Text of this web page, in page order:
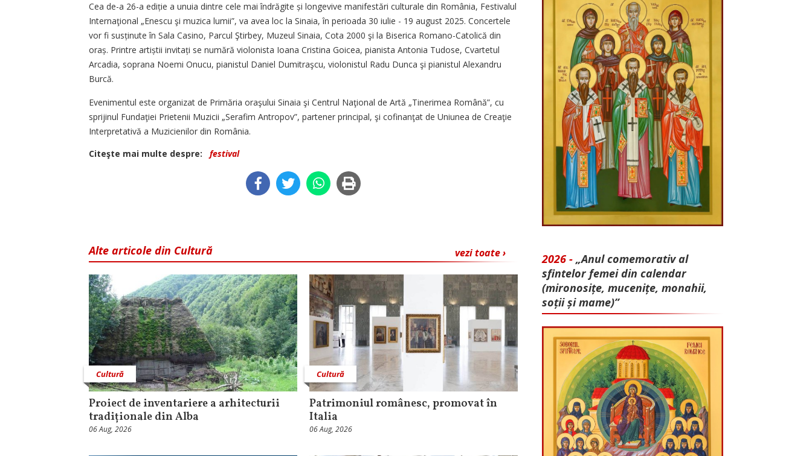
Cea de-a 26-a ediție a unuia dintre cele mai îndrăgite și longevive manifestări culturale din România, Festivalul
Internaţional „Enescu şi muzica lumii”, va avea loc la Sinaia, în perioada 30 iulie - 19 august 2025. Concertele
vor fi susținute în Sala Casino, Parcul Ştirbey, Muzeul Sinaia, Cota 2000 şi la Biserica Romano-Catolică din
oraș. Printre artiștii invitați se numără violonista Ioana Cristina Goicea, pianista Antonia Tudose, Cvartetul
Arcadia, soprana Noemi Onucu, pianistul Daniel Dumitraşcu, violonistul Radu Dunca şi pianistul Alexandru
Burcă.
Evenimentul este organizat de Primăria oraşului Sinaia şi Centrul Naţional de Artă „Tinerimea Română”, cu
sprijinul Fundaţiei Prietenii Muzicii „Serafim Antropov”, partener principal, şi cofinanţat de Uniunea de Creaţie
Interpretativă a Muzicienilor din România.
Citeşte mai multe despre:
festival
vezi toate ›
Alte articole din Cultură
Cultură
Proiect de inventariere a arhitecturii
tradiționale din Alba
06 Aug, 2026
Cultură
Patrimoniul românesc, promovat în
Italia
06 Aug, 2026
2026 - „Anul comemorativ al
sfintelor femei din calendar
(mironosițe, mu­cenițe, monahii,
soții și mame)”